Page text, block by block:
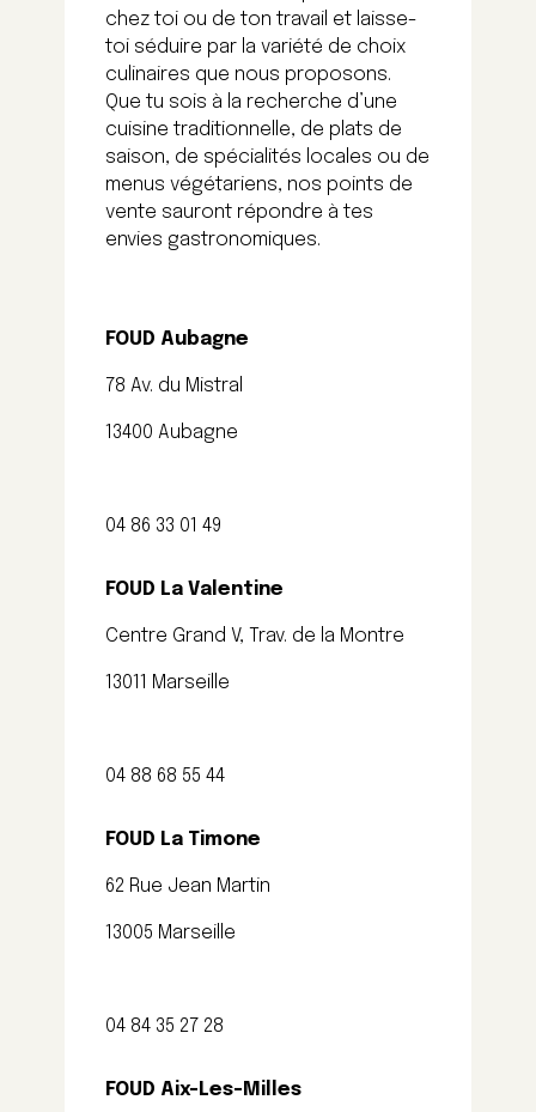
chez toi ou de ton travail et laisse-
toi séduire par la variété de choix
culinaires que nous proposons.
Que tu sois à la recherche d’une
cuisine traditionnelle, de plats de
saison, de spécialités locales ou de
menus végétariens, nos points de
vente sauront répondre à tes
envies gastronomiques.
FOUD Aubagne
78 Av. du Mistral
13400 Aubagne
04 86 33 01 49
FOUD La Valentine
Centre Grand V, Trav. de la Montre
13011 Marseille
04 88 68 55 44
FOUD La Timone
62 Rue Jean Martin
13005 Marseille
04 84 35 27 28
FOUD Aix-Les-Milles